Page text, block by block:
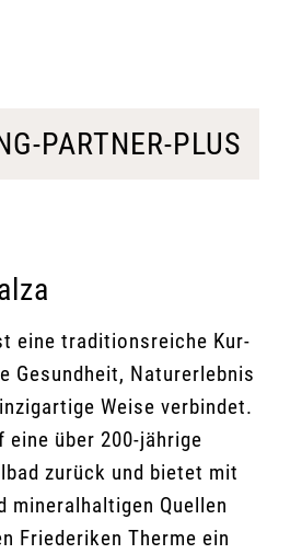
PARTNER-PLUS
eine traditionsreiche Kur-
Gesundheit, Naturerlebnis
Weise verbindet.
über 200-jährige
zurück und bietet mit
mineralhaltigen Quellen
Friederiken Therme ein